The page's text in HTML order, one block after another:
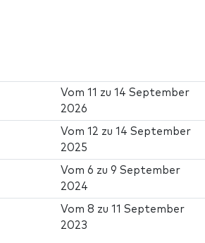
Vom11 zu14 September
2026
Vom12 zu14 September
2025
Vom6 zu9 September
2024
Vom8 zu11 September
2023